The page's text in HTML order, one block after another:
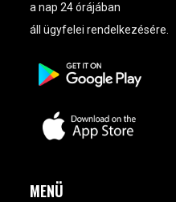
a nap 24 órájában
áll ügyfelei rendelkezésére.
MENÜ